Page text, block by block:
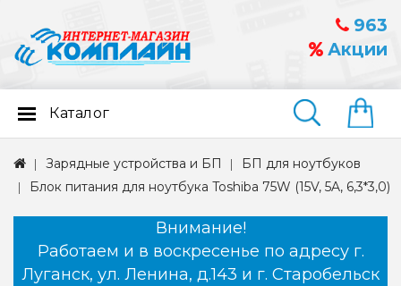
963
Акции
Найти
Каталог
Зарядные устройства и БП
БП для ноутбуков
Блок питания для ноутбука Toshiba 75W (15V, 5A, 6,3*3,0)
Внимание!
Работаем и в воскресенье по адресу г.
Луганск, ул. Ленина, д.143 и г. Старобельск